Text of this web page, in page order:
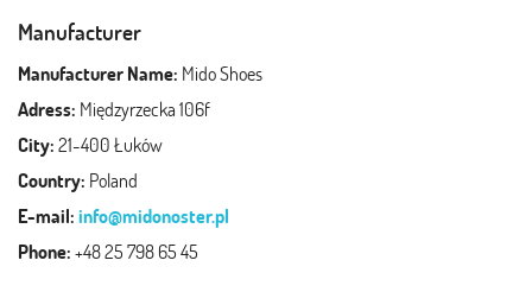
Manufacturer
Manufacturer Name: Mido Shoes
Adress: Międzyrzecka 106f
City:21-400 Łuków
Country: Poland
E-mail:info@midonoster.pl
Phone:+48 25 798 65 45